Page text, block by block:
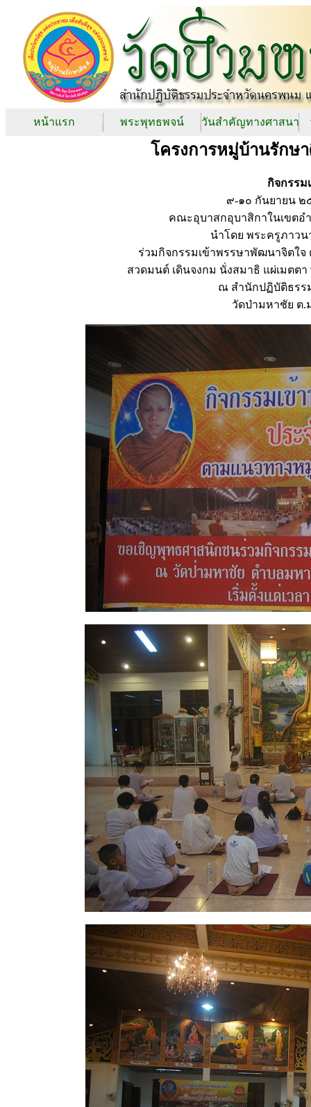
หน้าแรก พระพุทธพจน์ วันสำคัญทางศาสนา
โครงการหมู่บ้านรักษ
กิจกรรม
๙-๑๐ กันยายน ๒
คณะอุบาสกอุบาสิกาในเขตอ
นำโดย พระครูภาว
ร่วมกิจกรรมเข้าพรรษาพัฒนาจิตใ
สวดมนต์ เดินจงกม นั่งสมาธิ แผ่เมต
ณ สำนักปฏิบัติธรร
วัดป่ามหาชัย ต.